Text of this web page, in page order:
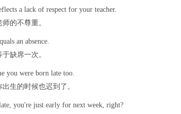
a lack of respect for your teacher.
的不尊重。
an absence.
缺席一次。
you were born late too.
生的时候也迟到了。
you're just early for next week, right?